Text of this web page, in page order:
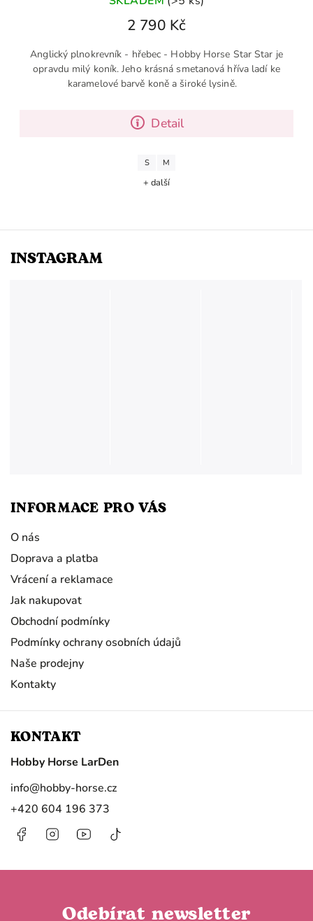
2 790 Kč
Detail
Anglický plnokrevník - hřebec - Hobby Horse Star Star je
opravdu milý koník. Jeho krásná smetanová hříva ladí ke
karamelové barvě koně a široké lysině.
S M
+ další
INSTAGRAM
Odebírat newsletter
INFORMACE PRO VÁS
O nás
Doprava a platba
Vrácení a reklamace
Jak nakupovat
Obchodní podmínky
Podmínky ochrany osobních údajů
Naše prodejny
Kontakty
KONTAKT
Hobby Horse LarDen
info@hobby-horse.cz
+420 604 196 373
FacebookInstagramhttps://www.youtube.com/